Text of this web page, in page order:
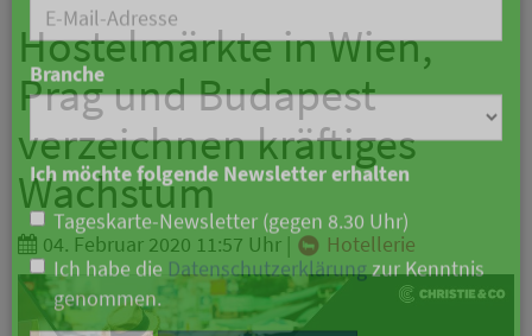
Hostelmärkte in Wien,
Prag und Budapest
verzeichnen kräftiges
Wachstum
04. Februar 2020 11:57 Uhr | Hotellerie
Nachname
E-Mail*
Branche
Ich möchte folgende Newsletter erhalten